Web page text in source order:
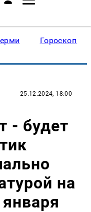
Гороскопы
25.12.2024, 18:00
- будет
на